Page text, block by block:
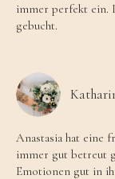
immer perfekt ein.
gebucht.
Anastasia hat eine
immer gut betreut
Emotionen gut in